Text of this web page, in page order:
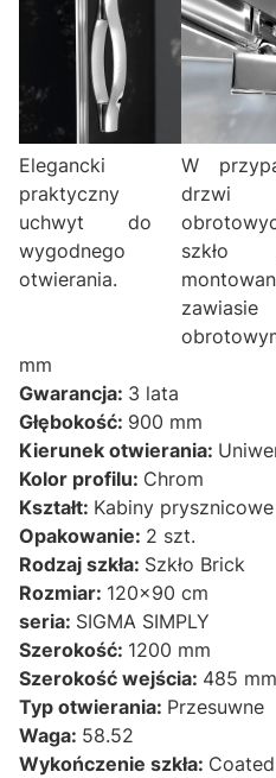
Elegancki
praktyczny
uchwyt do
wygodnego
otwierania.
W
drzwi
szkło
zawiasie
mm
Gwarancja: 3 lata
Głębokość: 900 mm
Kierunek otwierania:
Kolor profilu: Chrom
Kształt: Kabiny
Opakowanie: 2 szt.
Rodzaj szkła: Szkło Brick
Rozmiar: 120x90 cm
seria: SIGMA SIMPLY
Szerokość: 1200 mm
Szerokość wejścia: 485 mm
Typ otwierania: Przesuwne
Waga: 58.52
Wykończenie szkła: